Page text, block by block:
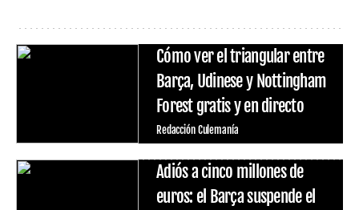
Cómo ver el triangular entre
Barça, Udinese y Nottingham
Forest gratis y en directo
Redacción Culemanía
Adiós a cinco millones de
euros: el Barça suspende el